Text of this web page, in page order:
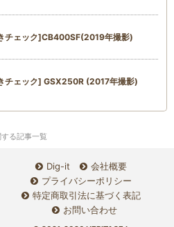
チェック]CB400SF(2019年撮影)
チェック] GSX250R (2017年撮影)
る記事一覧
Dig-it
会社概要
プライバシーポリシー
特定商取引法に基づく表記
お問い合わせ